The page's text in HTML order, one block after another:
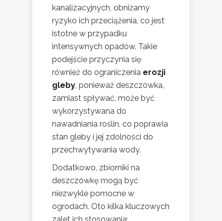
kanalizacyjnych, obniżamy
ryzyko ich przeciążenia, co jest
istotne w przypadku
intensywnych opadów. Takie
podejście przyczynia się
również do ograniczenia erozji
gleby, ponieważ deszczówka,
zamiast spływać, może być
wykorzystywana do
nawadniania roślin, co poprawia
stan gleby i jej zdolności do
przechwytywania wody.
Dodatkowo, zbiorniki na
deszczówkę mogą być
niezwykle pomocne w
ogrodach. Oto kilka kluczowych